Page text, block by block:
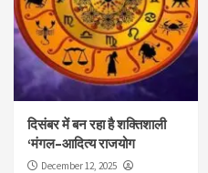
दिसंबर में बन रहा है शक्तिशाली
‘मंगल–आदित्य राजयोग
December 12, 2025